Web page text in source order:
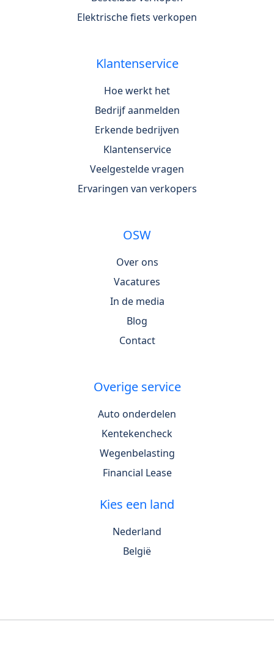
Elektrische fiets verkopen
Klantenservice
Hoe werkt het
Bedrijf aanmelden
Erkende bedrijven
Klantenservice
Veelgestelde vragen
Ervaringen van verkopers
OSW
Over ons
Vacatures
In de media
Blog
Contact
Overige service
Auto onderdelen
Kentekencheck
Wegenbelasting
Financial Lease
Kies een land
Nederland
België